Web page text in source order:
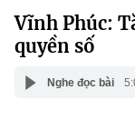
Danh mục
Trang chủ
Giới thiệu
Vĩnh Phúc:
quyền số
Nghe đọc bài